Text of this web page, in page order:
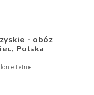
- obóz
Polska
Letnie